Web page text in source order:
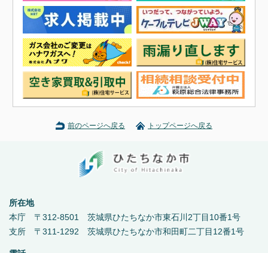
前のページへ戻る トップページへ戻る
所在地
本庁 〒312-8501 茨城県ひたちなか市東石川2丁目10番1号
支所 〒311-1292 茨城県ひたちなか市和田町二丁目12番1号